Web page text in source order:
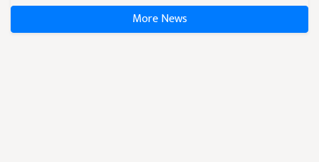
More News